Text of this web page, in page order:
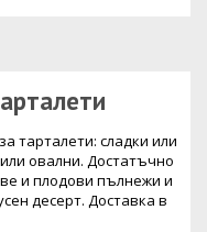
тарталети: сладки или
овални. Достатъчно
и плодови пълнежи и
десерт. Доставка в